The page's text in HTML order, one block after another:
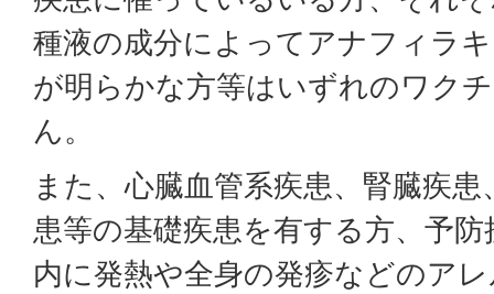
種液の成分によってアナフィラ
が明らかな方等はいずれのワク
ん。
また、心臓血管系疾患、腎臓疾
患等の基礎疾患を有する方、予
内に発熱や全身の発疹などのア